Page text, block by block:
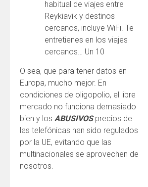
habitual de viajes entre
Reykiavik y destinos
cercanos, incluye WiFi. Te
entretienes en los viajes
cercanos… Un 10
O sea, que para tener datos en
Europa, mucho mejor. En
condiciones de oligopolio, el libre
mercado no funciona demasiado
bien y los ABUSIVOS precios de
las telefónicas han sido regulados
por la UE, evitando que las
multinacionales se aprovechen de
nosotros.